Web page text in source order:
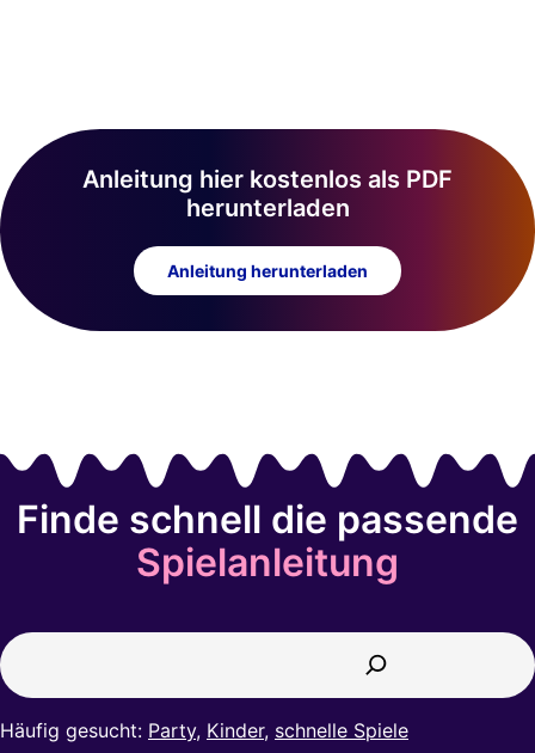
Anleitung hier kostenlos als PDF
herunterladen
Anleitung herunterladen
Finde schnell die passende
Spielanleitung
Suchen
Häufig gesucht: Party, Kinder, schnelle Spiele